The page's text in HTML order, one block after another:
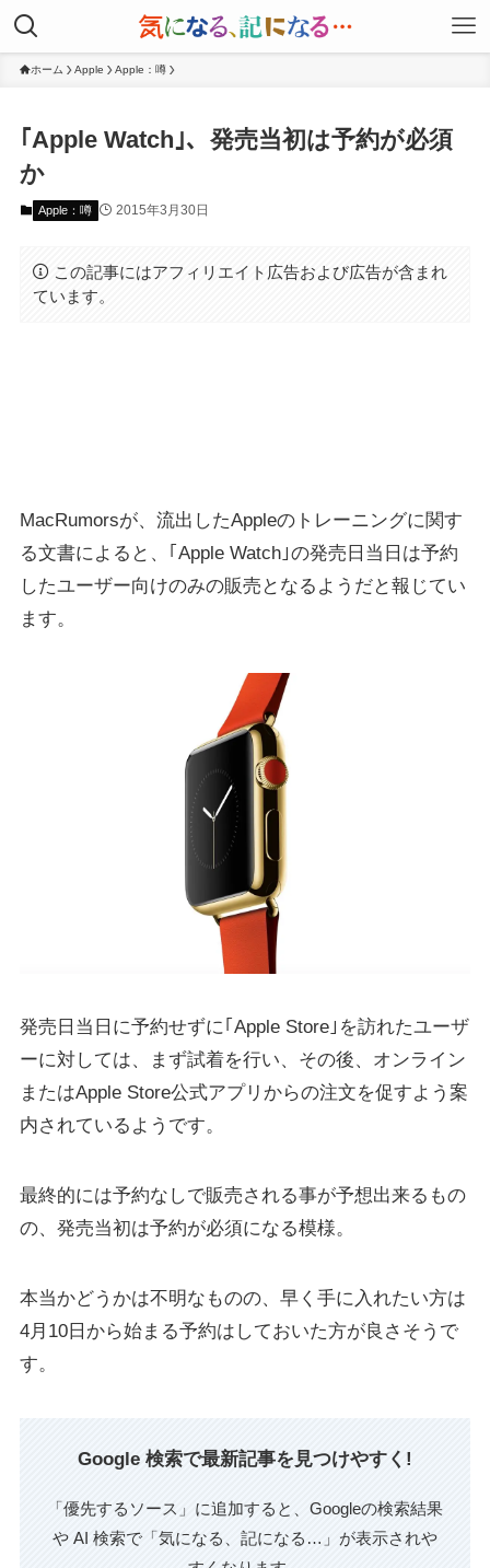
ホーム Apple Apple：噂
｢Apple Watch｣、発売当初は予約が必須
か
Apple：噂 2015年3月30日
この記事にはアフィリエイト広告および広告が含まれ
ています。
MacRumorsが、流出したAppleのトレーニングに関す
る文書によると、｢Apple Watch｣の発売日当日は予約
したユーザー向けのみの販売となるようだと報じてい
ます。
発売日当日に予約せずに｢Apple Store｣を訪れたユーザ
ーに対しては、まず試着を行い、その後、オンライン
またはApple Store公式アプリからの注文を促すよう案
内されているようです。
最終的には予約なしで販売される事が予想出来るもの
の、発売当初は予約が必須になる模様。
本当かどうかは不明なものの、早く手に入れたい方は
4月10日から始まる予約はしておいた方が良さそうで
す。
Google 検索で最新記事を見つけやすく!
「優先するソース」に追加すると、Googleの検索結果
や AI 検索で「気になる、記になる…」が表示されや